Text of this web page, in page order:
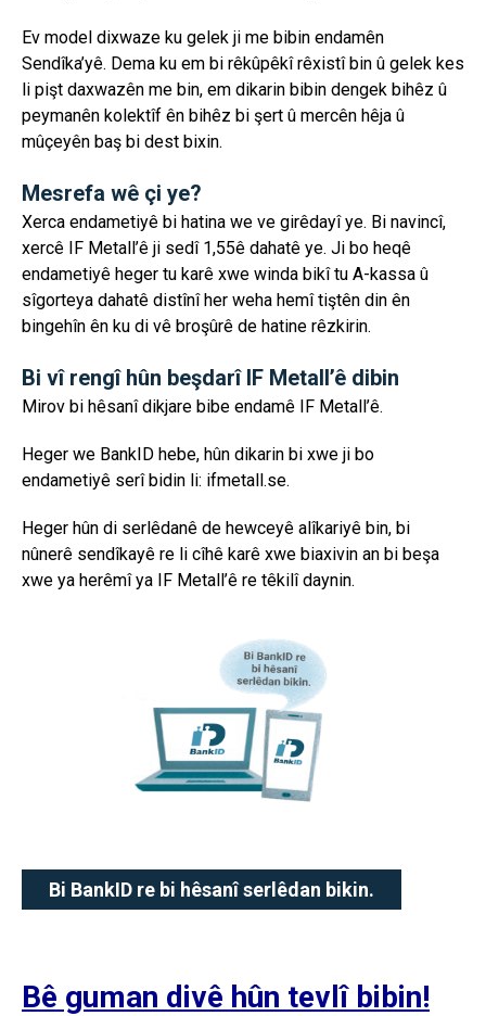
Ev model dixwaze ku gelek ji me bibin endamên
Sendîka’yê. Dema ku em bi rêkûpêkî rêxistî bin û gelek kes
li pişt daxwazên me bin, em dikarin bibin dengek bihêz û
peymanên kolektîf ên bihêz bi şert û mercên hêja û
mûçeyên baş bi dest bixin.
Mesrefa wê çi ye?
Xerca endametiyê bi hatina we ve girêdayî ye. Bi navincî,
xercê IF Metall’ê ji sedî 1,55ê dahatê ye. Ji bo heqê
endametiyê heger tu karê xwe winda bikî tu A-kassa û
sîgorteya dahatê distînî her weha hemî tiştên din ên
bingehîn ên ku di vê broşûrê de hatine rêzkirin.
Bi vî rengî hûn beşdarî IF Metall’ê dibin
Mirov bi hêsanî dikjare bibe endamê IF Metall’ê.
Heger we BankID hebe, hûn dikarin bi xwe ji bo
endametiyê serî bidin li: ifmetall.se.
Heger hûn di serlêdanê de hewceyê alîkariyê bin, bi
nûnerê sendîkayê re li cîhê karê xwe biaxivin an bi beşa
xwe ya herêmî ya IF Metall’ê re têkilî daynin.
Bi BankID re bi hêsanî serlêdan bikin.
Bê guman divê hûn tevlî bibin!